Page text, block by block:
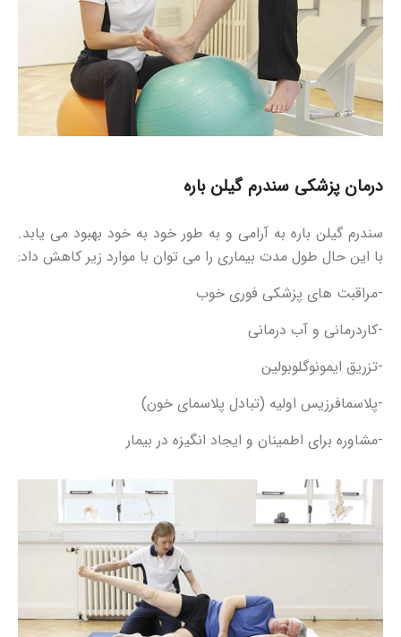
درمان پزشکی سندرم گیلن باره
سندرم گیلن باره به آرامی و به طور خود به خود بهبود می یابد.
با این حال طول مدت بیماری را می توان با موارد زیر کاهش داد:
-مراقبت های پزشکی فوری خوب
-کاردرمانی و آب درمانی
-تزریق ایمونوگلوبولین
-پلاسمافرزیس اولیه (تبادل پلاسمای خون)
-مشاوره برای اطمینان و ایجاد انگیزه در بیمار